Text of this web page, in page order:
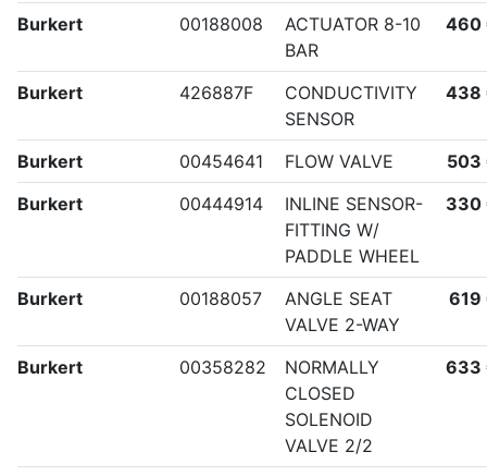
Burkert 00188008
ACTUATOR 8-10
BAR
460
Burkert 426887F
CONDUCTIVITY
SENSOR
438
Burkert 00454641 FLOW VALVE
503
Burkert
00444914
INLINE SENSOR-
FITTING W/
PADDLE WHEEL
330
Burkert 00188057
ANGLE SEAT
VALVE 2-WAY
619
Burkert 00358282
NORMALLY
CLOSED
SOLENOID
VALVE 2/2
633